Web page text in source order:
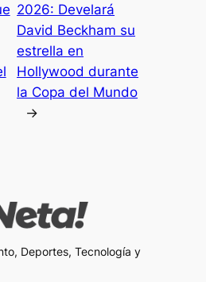
2026: Develará
David Beckham su
estrella en
Hollywood durante
la Copa del Mundo
→
Deportes, Tecnología y